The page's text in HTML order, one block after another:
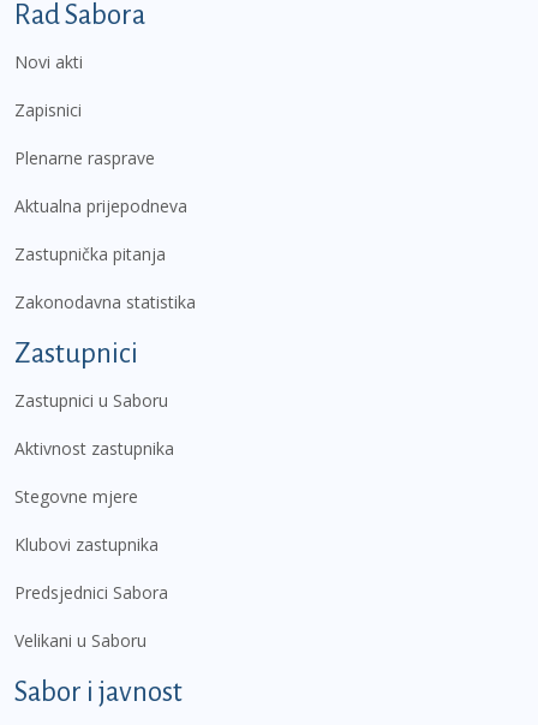
Podnožje prvi izbornik
Rad Sabora
Novi akti
Zapisnici
Plenarne rasprave
Aktualna prijepodneva
Zastupnička pitanja
Zakonodavna statistika
Zastupnici
Zastupnici u Saboru
Aktivnost zastupnika
Stegovne mjere
Klubovi zastupnika
Predsjednici Sabora
Velikani u Saboru
Sabor i javnost